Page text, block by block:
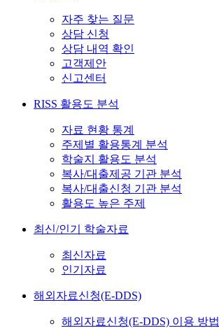
자주 찾는 질문
상담 신청
상담 내역 확인
고객제안
신고센터
RISS 활용도 분석
자료 현황 통계
주제별 활용통계 분석
학술지 활용도 분석
복사/대출제공 기관 분석
복사/대출신청 기관 분석
활용도 높은 주제
최신/인기 학술자료
최신자료
인기자료
해외자료신청(E-DDS)
해외자료신청(E-DDS) 이용 방법